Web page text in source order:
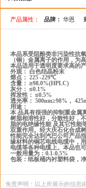
产品属性： 品牌： 华恩
本品系受阻酚类非污染性抗
（铜）金属离子的作用，为
本品适用于透明度要求高的产
外观： 白色结晶粉末
熔点： 225 -229℃
含量： ≥98.0%(HPLC)
灰分： ≤0.1%
挥发性： ≤0.5%
透光率： 500nm≥98% ，
用途：
本 品具有很强的抑制重金属
树脂相溶性好，分散性好，
脂的电绝缘性能 及其它性能
双重作用。经大庆石化合成
性能完全达到汽巴公司产品指
缘材料的铜芯电线电缆中，
电缆等各种电缆上。本品也
一般用量为： 0.1-0.5%
包装：纸板桶内衬塑料袋，
免责声明：以上所展示的信息